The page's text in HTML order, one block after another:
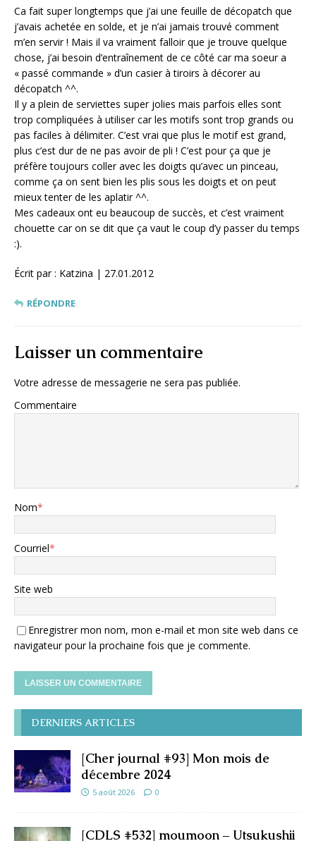
Ca fait super longtemps que j’ai une feuille de décopatch que
j’avais achetée en solde, et je n’ai jamais trouvé comment
m’en servir ! Mais il va vraiment falloir que je trouve quelque
chose, j’ai besoin d’entraînement de ce côté car ma soeur a
« passé commande » d’un casier à tiroirs à décorer au
décopatch ^^.
Il y a plein de serviettes super jolies mais parfois elles sont
trop compliquées à utiliser car les motifs sont trop grands ou
pas faciles à délimiter. C’est vrai que plus le motif est grand,
plus c’est dur de ne pas avoir de pli ! C’est pour ça que je
préfère toujours coller avec les doigts qu’avec un pinceau,
comme ça on sent bien les plis sous les doigts et on peut
mieux tenter de les aplatir ^^.
Mes cadeaux ont eu beaucoup de succès, et c’est vraiment
chouette car on se dit que ça vaut le coup d’y passer du temps
:).
Écrit par : Katzina | 27.01.2012
RÉPONDRE
Laisser un commentaire
Votre adresse de messagerie ne sera pas publiée.
Commentaire
Nom*
Courriel*
Site web
Enregistrer mon nom, mon e-mail et mon site web dans ce
navigateur pour la prochaine fois que je commente.
DERNIERS ARTICLES
[Cher journal #93] Mon mois de
décembre 2024
5 août 2026 0
[CDLS #532] moumoon – Utsukushii